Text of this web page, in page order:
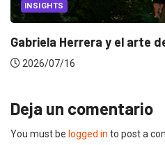
INSIGHTS
Gabriela Herrera y el arte
2026/07/16
Deja un comentario
You must be logged in to post a